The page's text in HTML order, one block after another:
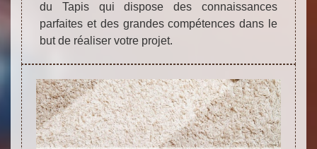
du Tapis qui dispose des connaissances
parfaites et des grandes compétences dans le
but de réaliser votre projet.